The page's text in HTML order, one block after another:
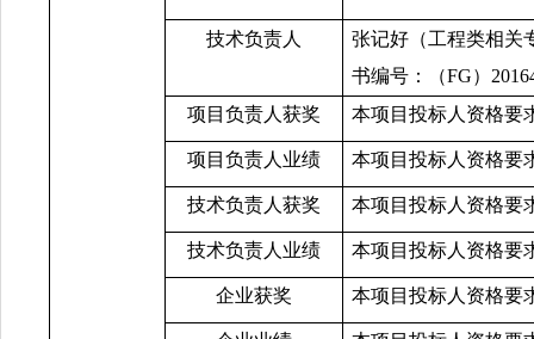
技术负责人
张记好（工程类相关
书编号：（FG）
项目负责人获奖
本项目投标人资格要
项目负责人业绩 本项目投标人资格要
技术负责人获奖 本项目投标人资格要
技术负责人业绩 本项目投标人资格要
企业获奖 本项目投标人资格要